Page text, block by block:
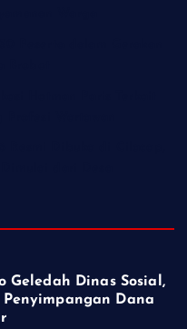
Geledah Dinas Sosial,
Dana